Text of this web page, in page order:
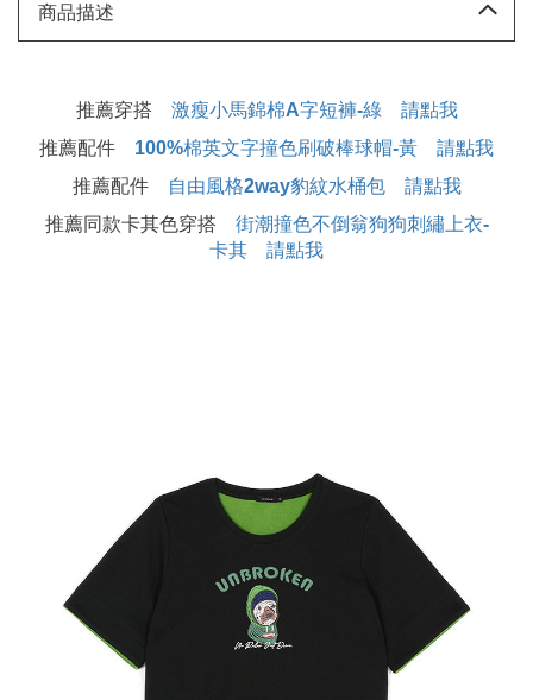
商品描述
推薦穿搭 激瘦小馬錦棉A字短褲-綠 請點我
推薦配件 100%棉英文字撞色刷破棒球帽-黃 請點我
推薦配件
自由風格2way豹紋水桶包 請點我
推薦同款卡其色穿搭 街潮撞色不倒翁狗狗刺繡上衣-
卡其 請點我